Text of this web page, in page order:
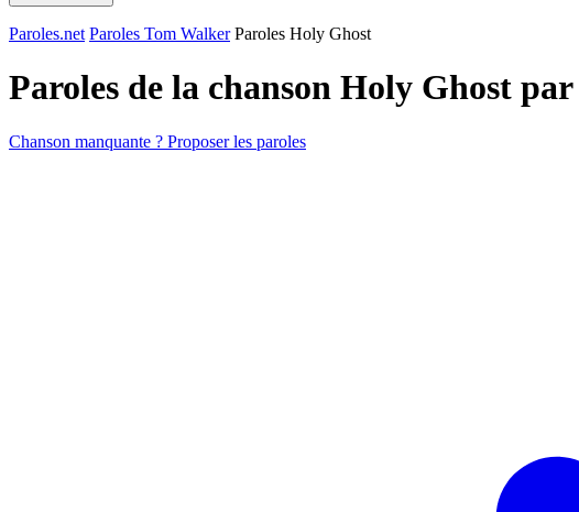
Paroles.net Paroles Tom Walker Paroles Holy Ghost
Paroles de la chanson Holy Ghost par
Chanson manquante ? Proposer les paroles